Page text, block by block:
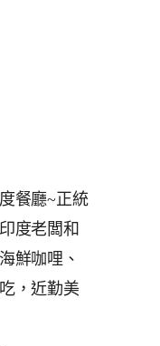
餐廳~正統
度老闆和
鮮咖哩、
，近勤美